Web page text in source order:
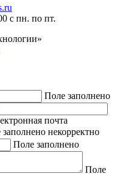
с пн. по пт.
Поле заполнено
почта
некорректно
Поле заполнено
Поле